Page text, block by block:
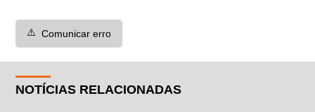
⚠️ Comunicar erro
NOTÍCIAS RELACIONADAS